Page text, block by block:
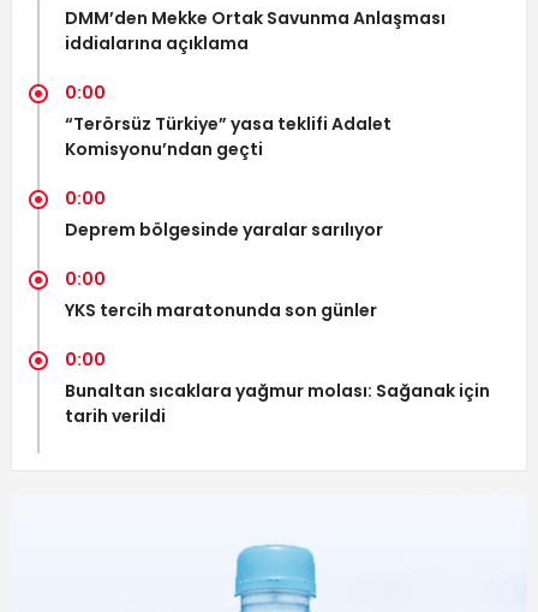
DMM’den Mekke Ortak Savunma Anlaşması
iddialarına açıklama
0:00
“Terörsüz Türkiye” yasa teklifi Adalet
Komisyonu’ndan geçti
0:00
Deprem bölgesinde yaralar sarılıyor
0:00
YKS tercih maratonunda son günler
0:00
Bunaltan sıcaklara yağmur molası: Sağanak için
tarih verildi